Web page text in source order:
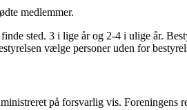
medlemmer.
sted. 3 i lige år og 2-4 i ulige år.
vælge personer uden for
på forsvarlig vis. Foreningens